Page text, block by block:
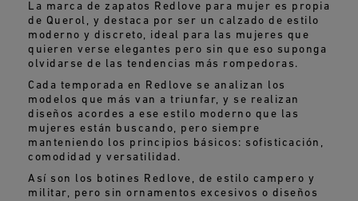
La marca de zapatos Redlove para mujer es propia
de Querol, y destaca por ser un calzado de estilo
moderno y discreto, ideal para las mujeres que
quieren verse elegantes pero sin que eso suponga
olvidarse de las tendencias más rompedoras.
Cada temporada en Redlove se analizan los
modelos que más van a triunfar, y se realizan
diseños acordes a ese estilo moderno que las
mujeres están buscando, pero siempre
manteniendo los principios básicos: sofisticación,
comodidad y versatilidad.
Así son los botines Redlove, de estilo campero y
militar, pero sin ornamentos excesivos o diseños